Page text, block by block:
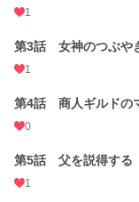
1
第3話 女神のつぶや
1
第4話 商人ギルドの
0
第5話 父を説得する
1